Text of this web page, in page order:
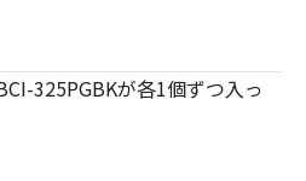
325PGBKが各1個ずつ入っ